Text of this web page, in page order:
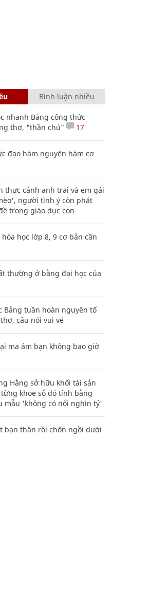
Bình luận nhiều
nhanh Bảng công thức
thơ, "thần chú"
17
đạo hàm nguyên hàm cơ
thực cảnh anh trai và em gái
người tinh ý còn phát
trong giáo dục con
học lớp 8, 9 cơ bản cần
thường ở bằng đại học của
Bảng tuần hoàn nguyên tố
câu nói vui vẻ
ma ám bạn không bao giờ
Hằng sở hữu khối tài sản
khoe sổ đỏ tính bằng
mẫu 'không có nổi nghìn tỷ'
bạn thân rồi chôn ngồi dưới